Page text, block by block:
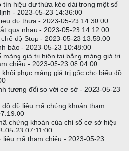
tín hiệu dư thừa kéo dài trong một số
- 2023-05-23 14:36:00
dư thừa - 2023-05-23 14:30:00
qua nhau - 2023-05-23 14:12:00
độ Stop - 2023-05-23 13:58:00
báo - 2023-05-23 10:48:00
mảng giá trị hiện tại bằng mảng giá trị
chiếu - 2023-05-23 08:04:00
khôi phục mảng giá trị gốc cho biểu đồ
tương đối so với cơ sở - 2023-05-23
đồ dữ liệu mã chứng khoán tham
chứng khoán của chỉ số cơ sở hiệu
05-23 07:11:00
liệu mã tham chiếu - 2023-05-23